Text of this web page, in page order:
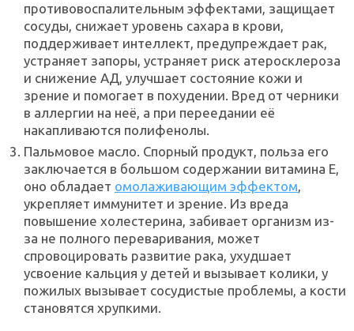
противовоспалительным эффектами, защищает
сосуды, снижает уровень сахара в крови,
поддерживает интеллект, предупреждает рак,
устраняет запоры, устраняет риск атеросклероза
и снижение АД, улучшает состояние кожи и
зрение и помогает в похудении. Вред от черники
в аллергии на неё, а при переедании её
накапливаются полифенолы.
Пальмовое масло. Спорный продукт, польза его
заключается в большом содержании витамина Е,
оно обладает омолаживающим эффектом,
укрепляет иммунитет и зрение. Из вреда
повышение холестерина, забивает организм из-
за не полного переваривания, может
спровоцировать развитие рака, ухудшает
усвоение кальция у детей и вызывает колики, у
пожилых вызывает сосудистые проблемы, а кости
становятся хрупкими.